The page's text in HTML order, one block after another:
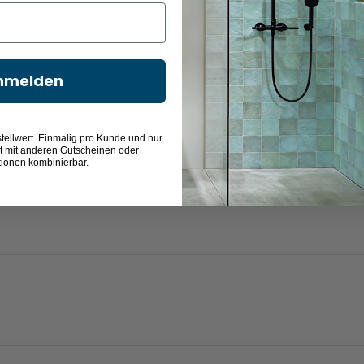
quer
Nachbildung
Nachbildung
Einmalig pro Kunde und nur
mit anderen Gutscheinen oder
kombinierbar.